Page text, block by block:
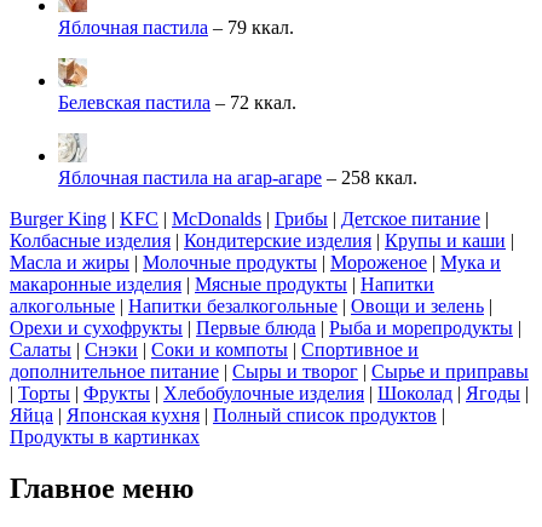
Яблочная пастила – 79 ккал.
Белевская пастила – 72 ккал.
Яблочная пастила на агар-агаре – 258 ккал.
Burger King | KFC | McDonalds | Грибы | Детское питание |
Колбасные изделия | Кондитерские изделия | Крупы и каши |
Масла и жиры | Молочные продукты | Мороженое | Мука и
макаронные изделия | Мясные продукты | Напитки
алкогольные | Напитки безалкогольные | Овощи и зелень |
Орехи и сухофрукты | Первые блюда | Рыба и морепродукты |
Салаты | Снэки | Соки и компоты | Спортивное и
дополнительное питание | Сыры и творог | Сырье и приправы
| Торты | Фрукты | Хлебобулочные изделия | Шоколад | Ягоды |
Яйца | Японская кухня | Полный список продуктов |
Продукты в картинках
Главное меню